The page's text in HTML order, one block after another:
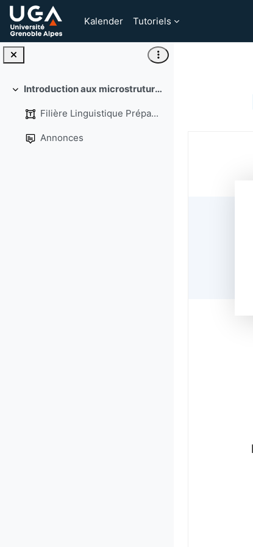
Zum Hauptinhalt
Kalender
Tutoriels
Einklappen Introduction aux microstrutures
Filière Linguistique Prépa...
Annonces